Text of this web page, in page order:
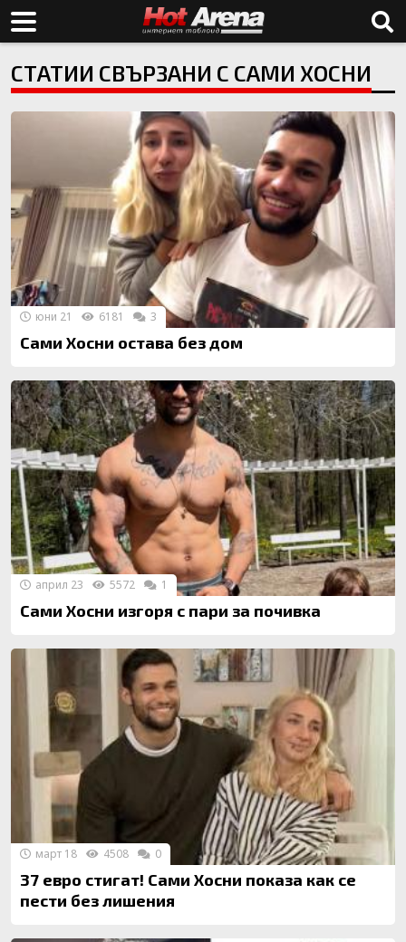
СТАТИИ СВЪРЗАНИ С САМИ ХОСНИ
Сами Хосни остава без дом
юни 21 6181 3
Сами Хосни изгоря с пари за почивка
април 23 5572 1
37 евро стигат! Сами Хосни показа как се
пести без лишения
март 18 4508 0